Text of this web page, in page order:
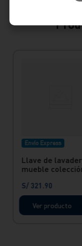
Envío Express
Llave de
mueble
flexible
gris
S/ 321 .90
Ver producto